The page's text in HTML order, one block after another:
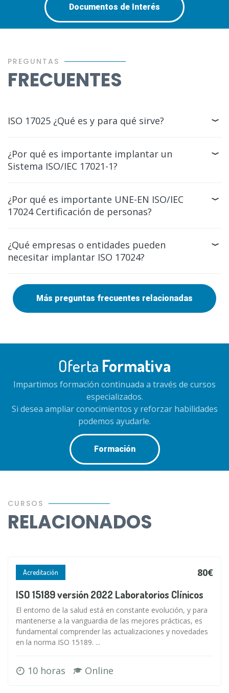
Documentos de Interés
PREGUNTAS
FRECUENTES
ISO 17025 ¿Qué es y para qué sirve?
¿Por qué es importante implantar un
Sistema ISO/IEC 17021-1?
¿Por qué es importante UNE-EN ISO/IEC
17024 Certificación de personas?
¿Qué empresas o entidades pueden
necesitar implantar ISO 17024?
Más preguntas frecuentes relacionadas
Oferta Formativa
Impartimos formación continuada a través de cursos
especializados.
Si desea ampliar conocimientos y reforzar habilidades
podemos ayudarle.
Formación
CURSOS
RELACIONADOS
Acreditación 80€
ISO 15189 versión 2022 Laboratorios Clínicos
El entorno de la salud está en constante evolución, y para
mantenerse a la vanguardia de las mejores prácticas, es
fundamental comprender las actualizaciones y novedades
en la norma ISO 15189. ...
10 horas Online